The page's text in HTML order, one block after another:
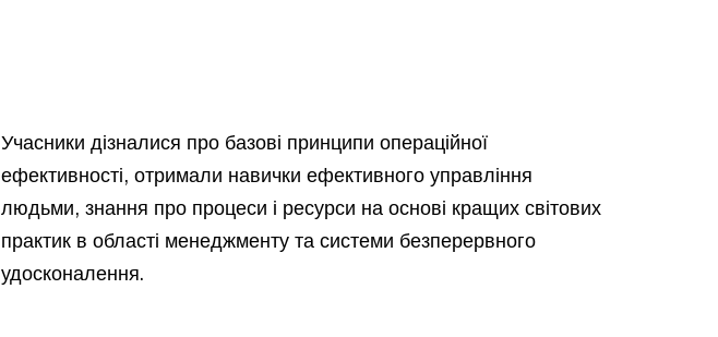
Учасники дізналися про базові принципи операційної
ефективності, отримали навички ефективного управління
людьми, знання про процеси і ресурси на основі кращих світових
практик в області менеджменту та системи безперервного
удосконалення.